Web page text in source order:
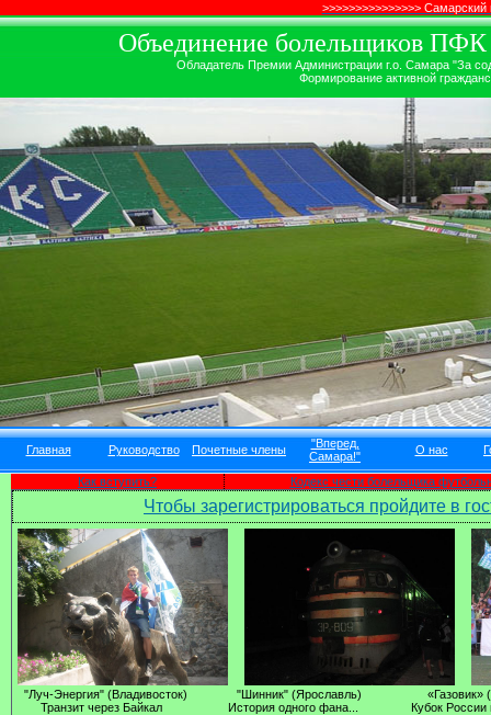
>>>>>>>>>>>>>>> Самарский
Объединение болельщиков
Обладатель Премии Администрации г.о. Самара "За
Формирование активной
Главная Руководство Почетные члены
"Вперед,
Самара!"
О нас
Как вступить? Кодекс чести болельщика
Чтобы зарегистрироваться пройдите в
"Луч-Энергия" (Владивосток) "Шинник" (Ярославль) «Газовик»
Транзит через Байкал История одного фана... Кубок России